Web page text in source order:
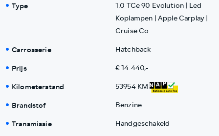
Type
1.0 TCe 90 Evolution | Led
Koplampen | Apple Carplay |
Cruise Co
Carrosserie Hatchback
Prijs € 14.440,-
Kilometerstand 53954 KM
Brandstof Benzine
Transmissie Handgeschakeld